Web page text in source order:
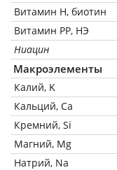
Витамин Н, биотин
Витамин РР, НЭ
Ниацин
Макроэлементы
Калий, K
Кальций, Ca
Кремний, Si
Магний, Mg
Натрий, Na